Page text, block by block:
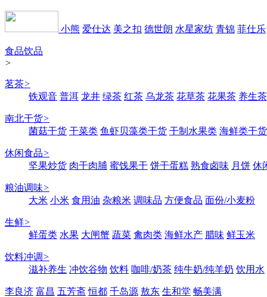
小熊 爱仕达 美之扣 德世朗 水星家纺 青锦 菲仕乐
食品饮品
>
茗茶>
铁观音 普洱 龙井 绿茶 红茶 乌龙茶 花草茶 花果茶 养生茶
南北干货>
菌菇干货 干菜类 鱼虾贝藻类干货 干制水果类 海鲜类干货
休闲食品>
坚果炒货 肉干肉脯 蜜饯果干 饼干蛋糕 熟食卤味 月饼 休
粮油调味>
大米 小米 食用油 杂粮米 调味品 方便食品 面份/小麦粉
生鲜>
鲜蛋类 水果 大闸蟹 蔬菜 禽肉类 海鲜水产 腊味 鲜玉米
饮料冲调>
滋补养生 冲饮谷物 饮料 咖啡/奶茶 纯牛奶/纯羊奶 饮用水
李良济 富昌 五芳斋 恒都 千岛源 敖东 生和堂 畅美满